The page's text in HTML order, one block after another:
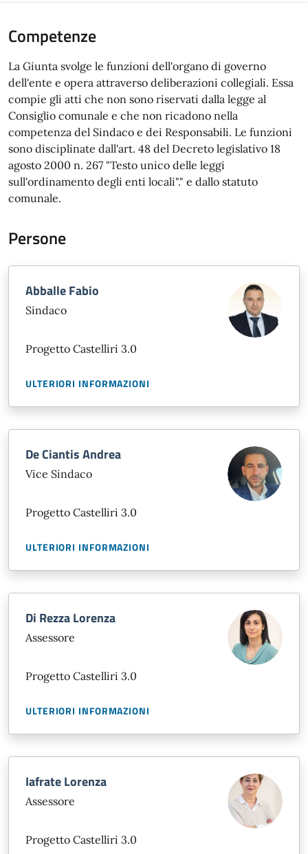
Competenze
La Giunta svolge le funzioni dell'organo di governo
dell'ente e opera attraverso deliberazioni collegiali. Essa
compie gli atti che non sono riservati dalla legge al
Consiglio comunale e che non ricadono nella
competenza del Sindaco e dei Responsabili. Le funzioni
sono disciplinate dall'art. 48 del Decreto legislativo 18
agosto 2000 n. 267 "Testo unico delle leggi
sull'ordinamento degli enti locali"." e dallo statuto
comunale.
Persone
Abballe Fabio
Sindaco
Progetto Castelliri 3.0
ULTERIORI INFORMAZIONI
De Ciantis Andrea
Vice Sindaco
Progetto Castelliri 3.0
ULTERIORI INFORMAZIONI
Di Rezza Lorenza
Assessore
Progetto Castelliri 3.0
ULTERIORI INFORMAZIONI
Iafrate Lorenza
Assessore
Progetto Castelliri 3.0